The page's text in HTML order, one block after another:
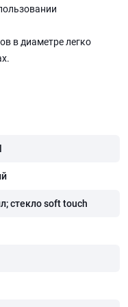
в диаметре легко
стекло soft touch